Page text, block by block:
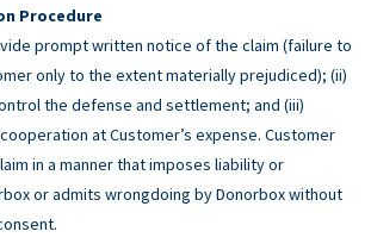
Procedure
prompt written notice of the claim (failure to
only to the extent materially prejudiced); (ii)
the defense and settlement; and (iii)
at Customer’s expense. Customer
in a manner that imposes liability or
or admits wrongdoing by Donorbox without